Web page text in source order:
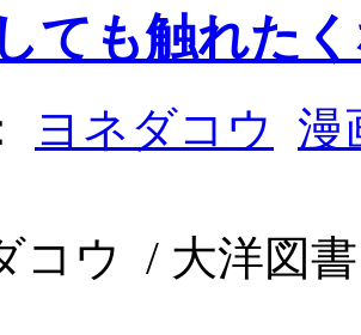
ても触れた
ヨネダコウ
漫
コウ / 大洋図